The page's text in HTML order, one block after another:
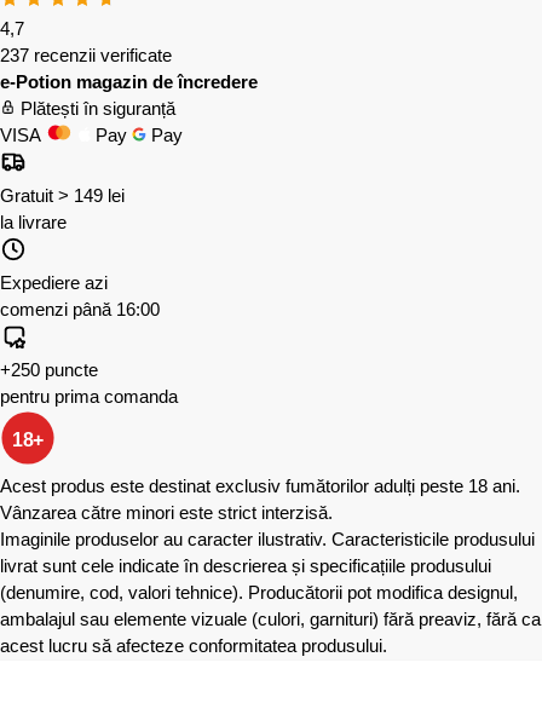
4,7
237 recenzii verificate
e-Potion magazin de încredere
Plătești în siguranță
VISA
Pay Pay
Gratuit > 149 lei
la livrare
Expediere azi
comenzi până 16:00
+250 puncte
pentru prima comanda
18+
Acest produs este destinat exclusiv fumătorilor adulți peste 18 ani.
Vânzarea către minori este strict interzisă.
Imaginile produselor au caracter ilustrativ. Caracteristicile produsului
livrat sunt cele indicate în descrierea și specificațiile produsului
(denumire, cod, valori tehnice). Producătorii pot modifica designul,
ambalajul sau elemente vizuale (culori, garnituri) fără preaviz, fără ca
acest lucru să afecteze conformitatea produsului.